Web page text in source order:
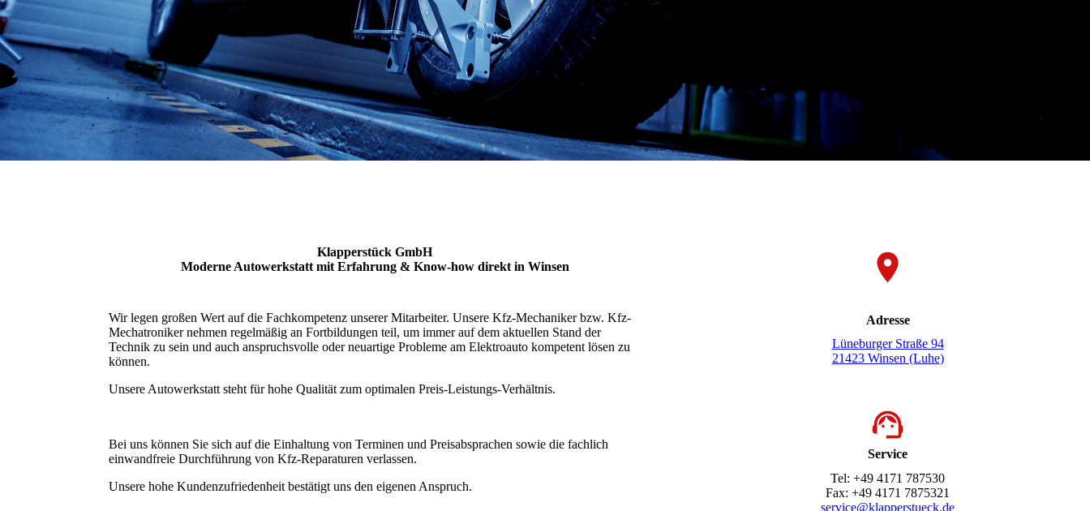
Klapperstück GmbH
Moderne Autowerkstatt mit Erfahrung & Know-how direkt in Winsen
Wir legen großen Wert auf die Fachkompetenz unserer Mitarbeiter. Unsere Kfz-Mechaniker bzw. Kfz-
Mechatroniker nehmen regelmäßig an Fortbildungen teil, um immer auf dem aktuellen Stand der
Technik zu sein und auch anspruchsvolle oder neuartige Probleme am Elektroauto kompetent lösen zu
können.
Unsere Autowerkstatt steht für hohe Qualität zum optimalen Preis-Leistungs-Verhältnis.
Bei uns können Sie sich auf die Einhaltung von Terminen und Preisabsprachen sowie die fachlich
einwandfreie Durchführung von Kfz-Reparaturen verlassen.
Unsere hohe Kundenzufriedenheit bestätigt uns den eigenen Anspruch.
Adresse
Lüneburger Straße 94
21423 Winsen (Luhe)
Service
Tel: +49 4171 787530
Fax: +49 4171 7875321
service@klapperstueck.de